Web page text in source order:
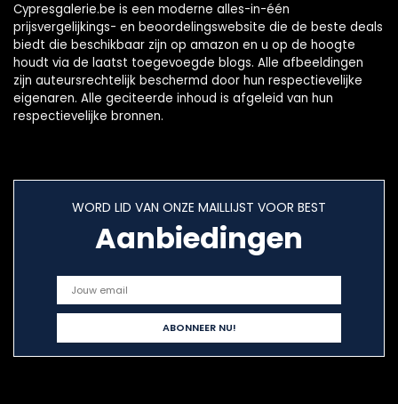
Cypresgalerie.be is een moderne alles-in-één
prijsvergelijkings- en beoordelingswebsite die de beste deals
biedt die beschikbaar zijn op amazon en u op de hoogte
houdt via de laatst toegevoegde blogs. Alle afbeeldingen
zijn auteursrechtelijk beschermd door hun respectievelijke
eigenaren. Alle geciteerde inhoud is afgeleid van hun
respectievelijke bronnen.
WORD LID VAN ONZE MAILLIJST VOOR BEST
Aanbiedingen